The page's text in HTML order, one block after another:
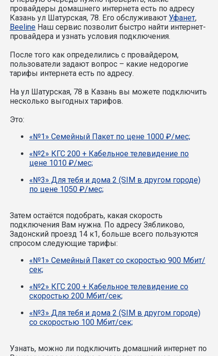
провайдеры домашнего интернета есть по адресу
Казань ул Шатурская, 78. Его обслуживают Уфанет,
Beeline Наш сервис позволит быстро найти интернет-
провайдера и узнать условия подключения.
После того как определились с провайдером,
пользователи задают вопрос – какие недорогие
тарифы интернета есть по адресу.
На ул Шатурская, 78 в Казань вы можете подключить
несколько выгодных тарифов.
Это:
«№1» Семейный Пакет по цене 1000 ₽/мес;
«№2» КГС 200 + Кабельное телевидение по
цене 1010 ₽/мес;
«№3» Для тебя и дома 2 (SIM в другом городе)
по цене 1050 ₽/мес;
Затем остаётся подобрать, какая скорость
подключения Вам нужна. По адресу Зябликово,
Задонский проезд 14 к1, больше всего пользуются
спросом следующие тарифы:
«№1» Семейный Пакет со скоростью 900 Мбит/
сек;
«№2» КГС 200 + Кабельное телевидение со
скоростью 200 Мбит/сек;
«№3» Для тебя и дома 2 (SIM в другом городе)
со скоростью 100 Мбит/сек;
Узнать, можно ли подключить домашний интернет по